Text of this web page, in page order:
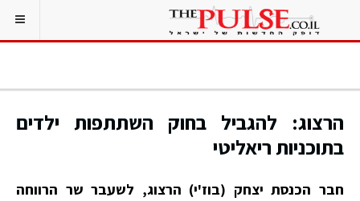
הרצוג: להגביל בחוק השתתפות ילדים
בתוכניות ריאליטי
חבר הכנסת יצחק (בוז'י) הרצוג, לשעבר שר הרווחה